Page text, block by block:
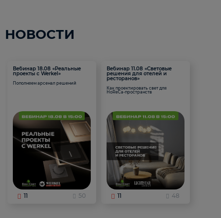
НОВОСТИ
Вебинар 18.08 «Реальные
проекты с Werkel»
Пополняем арсенал решений
11 50
Вебинар 11.08 «Световые
решения для отелей и
ресторанов»
Как проектировать свет для
HoReCa-пространств
11 48